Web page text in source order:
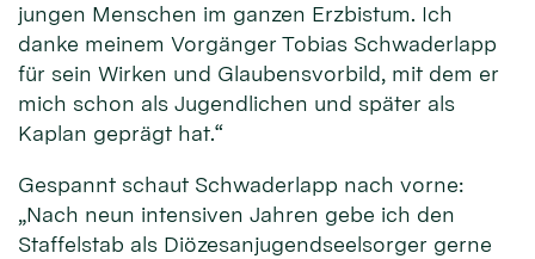
jungen Menschen im ganzen Erzbistum. Ich
danke meinem Vorgänger Tobias Schwaderlapp
für sein Wirken und Glaubensvorbild, mit dem er
mich schon als Jugendlichen und später als
Kaplan geprägt hat.“
Gespannt schaut Schwaderlapp nach vorne:
„Nach neun intensiven Jahren gebe ich den
Staffelstab als Diözesanjugendseelsorger gerne